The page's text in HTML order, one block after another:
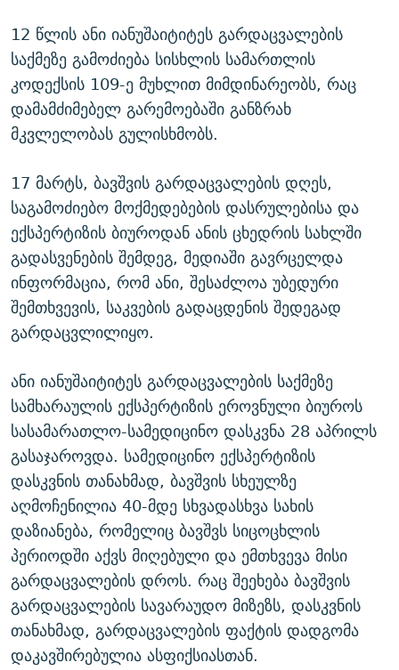
12 წლის ანი იანუშაიტიტეს გარდაცვალების
საქმეზე გამოძიება სისხლის სამართლის
კოდექსის 109-ე მუხლით მიმდინარეობს, რაც
დამამძიმებელ გარემოებაში განზრახ
მკვლელობას გულისხმობს.
17 მარტს, ბავშვის გარდაცვალების დღეს,
საგამოძიებო მოქმედებების დასრულებისა და
ექსპერტიზის ბიუროდან ანის ცხედრის სახლში
გადასვენების შემდეგ, მედიაში გავრცელდა
ინფორმაცია, რომ ანი, შესაძლოა უბედური
შემთხვევის, საკვების გადაცდენის შედეგად
გარდაცვლილიყო.
ანი იანუშაიტიტეს გარდაცვალების საქმეზე
სამხარაულის ექსპერტიზის ეროვნული ბიუროს
სასამარათლო-სამედიცინო დასკვნა 28 აპრილს
გასაჯაროვდა. სამედიცინო ექსპერტიზის
დასკვნის თანახმად, ბავშვის სხეულზე
აღმოჩენილია 40-მდე სხვადასხვა სახის
დაზიანება, რომელიც ბავშვს სიცოცხლის
პერიოდში აქვს მიღებული და ემთხვევა მისი
გარდაცვალების დროს. რაც შეეხება ბავშვის
გარდაცვალების სავარაუდო მიზეზს, დასკვნის
თანახმად, გარდაცვალების ფაქტის დადგომა
დაკავშირებულია ასფიქსიასთან.